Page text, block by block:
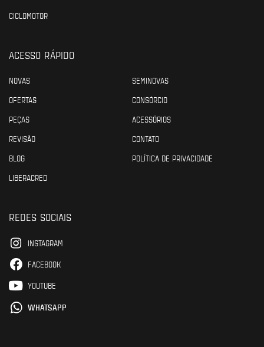
CICLOMOTOR
ACESSO RÁPIDO
NOVAS
SEMINOVAS
OFERTAS
CONSÓRCIO
PEÇAS
ACESSÓRIOS
REVISÃO
CONTATO
BLOG
POLÍTICA DE PRIVACIDADE
LIBERACRED
REDES SOCIAIS
INSTAGRAM
FACEBOOK
YOUTUBE
WHATSAPP